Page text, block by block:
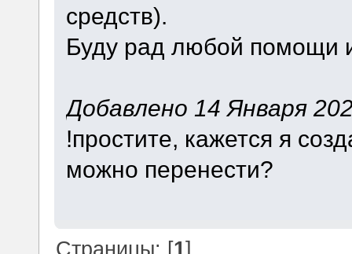
средств).
Буду рад любой помощи
Добавлено 14 Января
!простите, кажется я
можно перенести?
Страницы: [1]